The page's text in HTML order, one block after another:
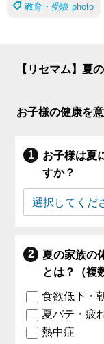
教育・受験 photo
【リセマム】夏
お子様の健康を
お子様は夏
すか？
夏の家族の
とは？（複
食欲低下・
夏バテ・疲
熱中症